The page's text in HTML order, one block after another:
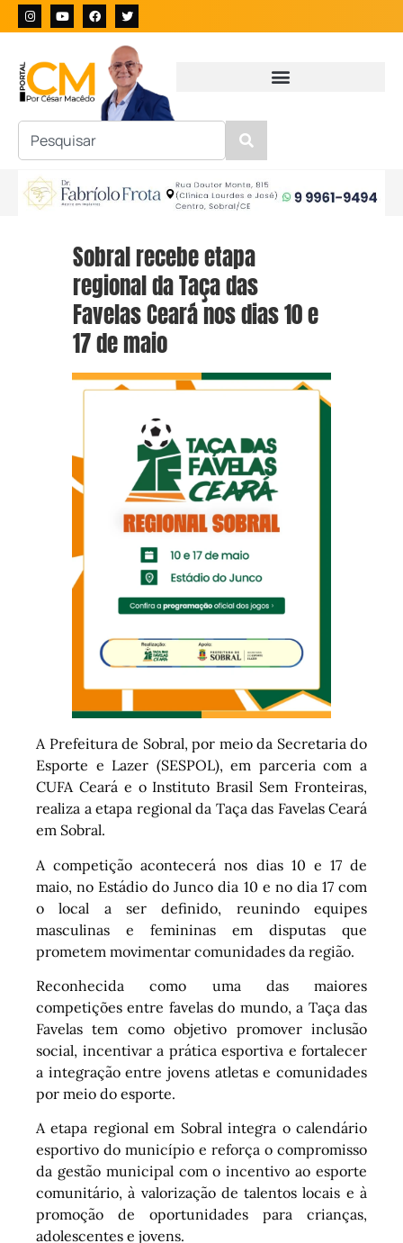
Sobral recebe etapa
regional da Taça das
Favelas Ceará nos dias 10 e
17 de maio
A Prefeitura de Sobral, por meio da Secretaria do
Esporte e Lazer (SESPOL), em parceria com a
CUFA Ceará e o Instituto Brasil Sem Fronteiras,
realiza a etapa regional da Taça das Favelas Ceará
em Sobral.
A competição acontecerá nos dias 10 e 17 de
maio, no Estádio do Junco dia 10 e no dia 17 com
o local a ser definido, reunindo equipes
masculinas e femininas em disputas que
prometem movimentar comunidades da região.
Reconhecida como uma das maiores
competições entre favelas do mundo, a Taça das
Favelas tem como objetivo promover inclusão
social, incentivar a prática esportiva e fortalecer
a integração entre jovens atletas e comunidades
por meio do esporte.
A etapa regional em Sobral integra o calendário
esportivo do município e reforça o compromisso
da gestão municipal com o incentivo ao esporte
comunitário, à valorização de talentos locais e à
promoção de oportunidades para crianças,
adolescentes e jovens.